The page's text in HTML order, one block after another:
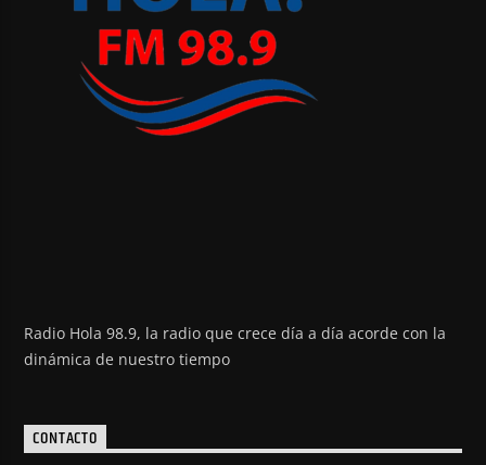
Radio Hola 98.9, la radio que crece día a día acorde con la
dinámica de nuestro tiempo
CONTACTO